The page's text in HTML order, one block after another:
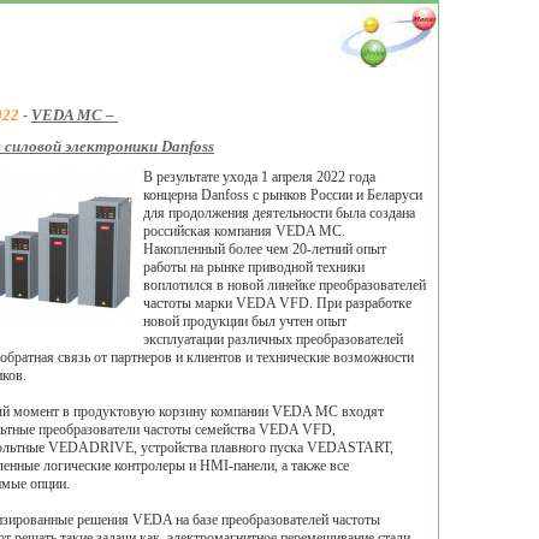
- VEDA MC –
силовой электроники Danfoss
В результате ухода 1 апреля 2022 года
концерна Danfoss c рынков России и Беларуси
для продолжения деятельности была создана
российская компания VEDA MC.
Накопленный более чем 20-летний опыт
работы на рынке приводной техники
воплотился в новой линейке преобразователей
частоты марки VEDA VFD. При разработке
новой продукции был учтен опыт
эксплуатации различных преобразователей
связь от партнеров и клиентов и технические возможности
момент в продуктовую корзину компании VEDA MC входят
преобразователи частоты семейства VEDA VFD,
VEDADRIVE, устройства плавного пуска VEDASTART,
логические контролеры и HMI-панели, а также все
опции.
решения VEDA на базе преобразователей частоты